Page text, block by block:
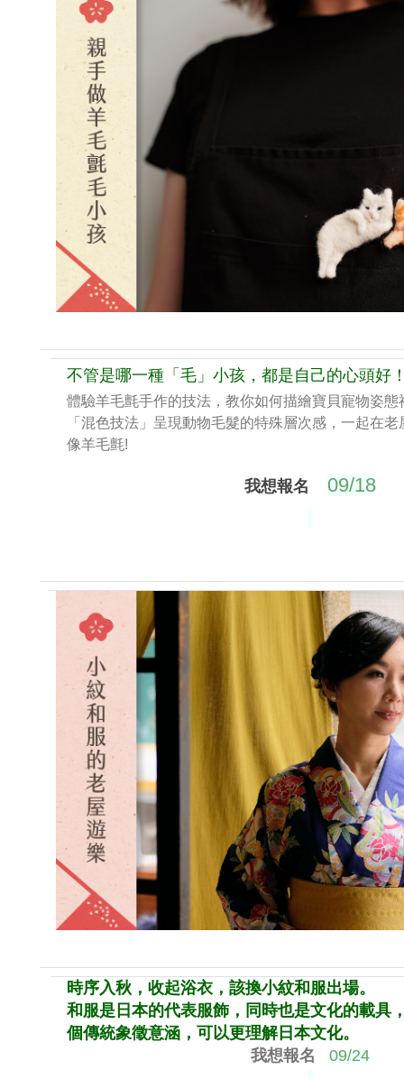
不管是哪一種「毛」小孩，都是自己的心頭好
體驗羊毛氈手作的技法，教你如何描繪寶貝寵物姿
「混色技法」呈現動物毛髮的特殊層次感，一起在
像羊毛氈!
我想報名 09/18
時序入秋，收起浴衣，該換小紋和服出場。
和服是日本的代表服飾，同時也是文化的載具
個傳統象徵意涵，可以更理解日本文化。
我想報名
09/24